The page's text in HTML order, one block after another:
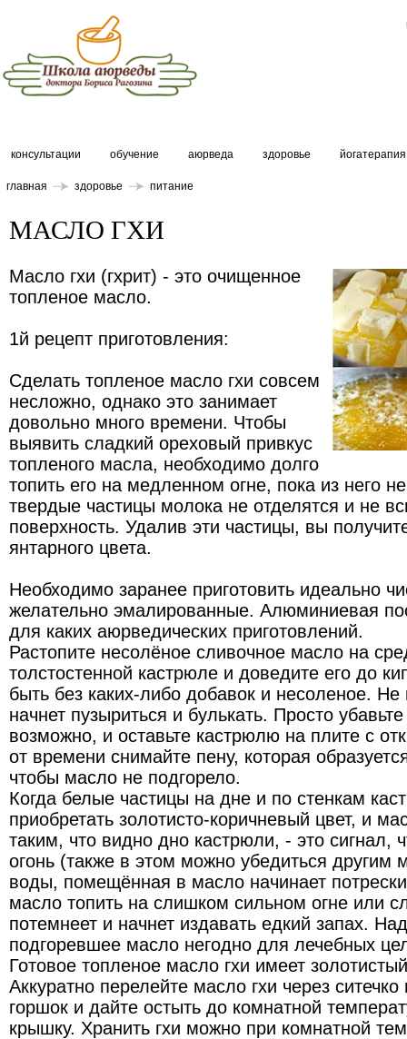
консультации обучение аюрведа здоровье йогатерапия
главная здоровье питание
МАСЛО ГХИ
Масло гхи (гхрит) - это очищенное
топленое масло.
1й рецепт приготовления:
Сделать топленое масло гхи совсем
несложно, однако это занимает
довольно много времени. Чтобы
выявить сладкий ореховый привкус
топленого масла, необходимо долго
топить его на медленном огне, пока из него
твердые частицы молока не отделятся и не
поверхность. Удалив эти частицы, вы
янтарного цвета.
Необходимо заранее приготовить идеально
желательно эмалированные. Алюминиевая
для каких аюрведических приготовлений.
Растопите несолёное сливочное масло на
толстостенной кастрюле и доведите его до
быть без каких-либо добавок и несоленое. Не
начнет пузыриться и булькать. Просто
возможно, и оставьте кастрюлю на плите с
от времени снимайте пену, которая
чтобы масло не подгорело.
Когда белые частицы на дне и по стенкам
приобретать золотисто-коричневый цвет, и
таким, что видно дно кастрюли, - это сигнал,
огонь (также в этом можно убедиться другим
воды, помещённая в масло начинает
масло топить на слишком сильном огне или
потемнеет и начнет издавать едкий запах.
подгоревшее масло негодно для лечебных
Готовое топленое масло гхи имеет
Аккуратно перелейте масло гхи через
горшок и дайте остыть до комнатной
крышку. Хранить гхи можно при комнатной